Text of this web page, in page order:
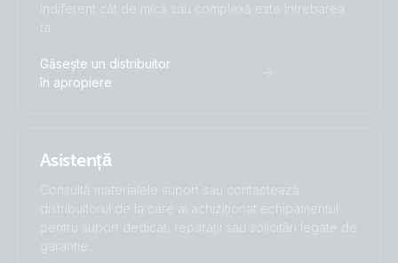
indiferent cât de mică sau complexă este întrebarea
ta.
Găsește un distribuitor
în apropiere
Asistență
Consultă materialele suport sau contactează
distribuitorul de la care ai achiziționat echipamentul
pentru suport dedicat, reparații sau solicitări legate de
garanție.